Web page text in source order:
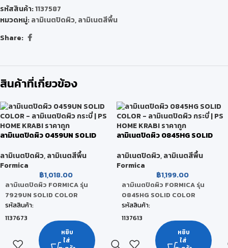
รหัสสินค้า:1137587
หมวดหมู่:ลามิเนตปิดผิว,ลามิเนตสีพื้น
Share:
สินค้าที่เกี่ยวข้อง
ลามิเนตปิดผิว 0459UN SOLID
ลามิเนตปิดผิว,ลามิเนตสีพื้น
Formica
฿1,018.00
ลามิเนตปิดผิว FORMICA รุ่น
7929UN SOLID COLOR
รหัสสินค้า:
1137673
FORMICA
หยิบ
ใส่
ลามิเนตปิดผิว 0845HG SOLID
ลามิเนตปิดผิว,ลามิเนตสีพื้น
Formica
฿1,199.00
ลามิเนตปิดผิว FORMICA รุ่น
0845HG SOLID COLOR
รหัสสินค้า:
1137613
FORMICA
หยิบ
ใส่